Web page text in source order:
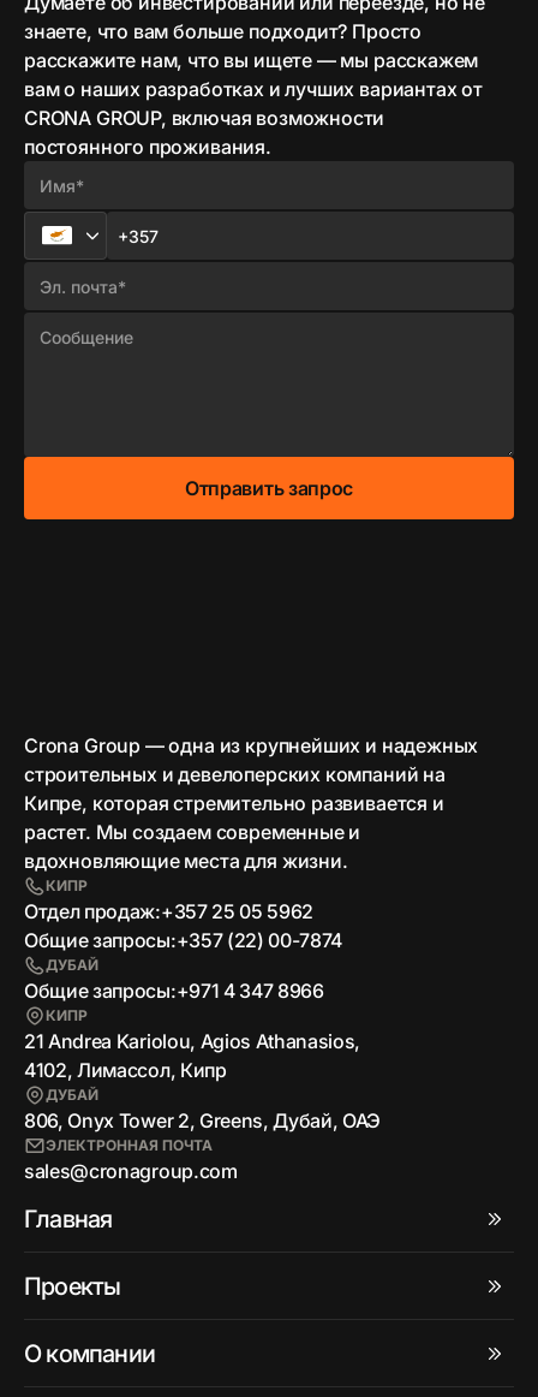
знаете, что вам больше подходит? Просто
расскажите нам, что вы ищете — мы расскажем
вам о наших разработках и лучших вариантах от
CRONA GROUP, включая возможности
постоянного проживания.
Crona Group — одна из крупнейших и надежных
строительных и девелоперских компаний на
Кипре, которая стремительно развивается и
растет. Мы создаем современные и
вдохновляющие места для жизни.
КИПР
Отдел продаж:+357 25 05 5962
Общие запросы:+357 (22) 00-7874
ДУБАЙ
Общие запросы:+971 4 347 8966
КИПР
21 Andrea Kariolou, Agios Athanasios,
4102, Лимассол, Кипр
ДУБАЙ
806, Onyx Tower 2, Greens, Дубай, ОАЭ
ЭЛЕКТРОННАЯ ПОЧТА
sales@cronagroup.com
Главная
Проекты
О компании